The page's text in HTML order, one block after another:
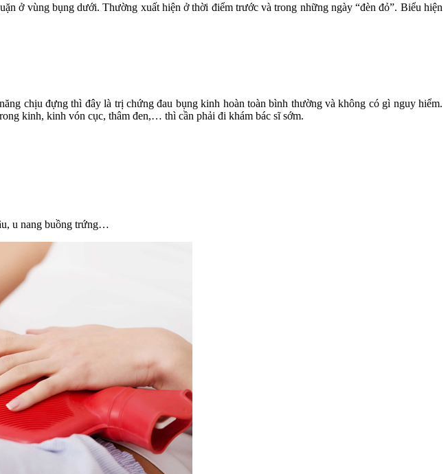
ở vùng bụng dưới. Thường xuất hiện ở thời điểm trước và trong những ngày “đèn đỏ”. Biểu hiện
chịu đựng thì đây là trị chứng đau bụng kinh hoàn toàn bình thường và không có gì nguy hiểm.
kinh, kinh vón cục, thâm đen,… thì cần phải đi khám bác sĩ sớm.
u nang buồng trứng…